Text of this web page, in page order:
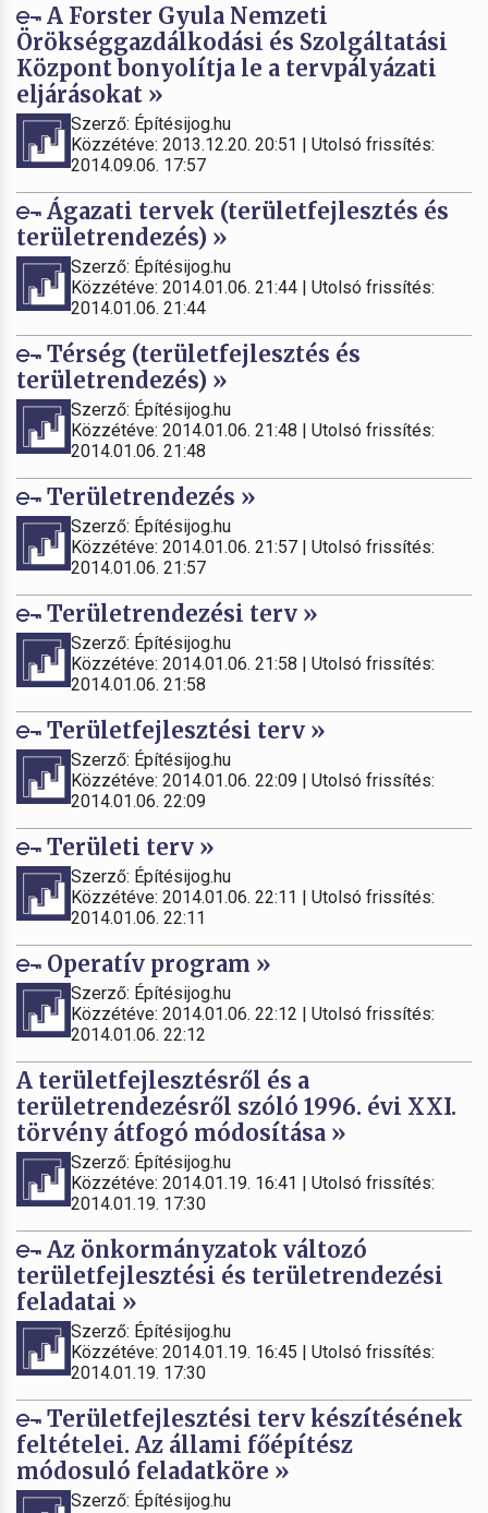
A Forster Gyula Nemzeti
Örökséggazdálkodási és Szolgáltatási
Központ bonyolítja le a tervpályázati
eljárásokat »
Szerző: Építésijog.hu
Közzétéve: 2013.12.20. 20:51 | Utolsó frissítés:
2014.09.06. 17:57
Ágazati tervek (területfejlesztés és
területrendezés) »
Szerző: Építésijog.hu
Közzétéve: 2014.01.06. 21:44 | Utolsó frissítés:
2014.01.06. 21:44
Térség (területfejlesztés és
területrendezés) »
Szerző: Építésijog.hu
Közzétéve: 2014.01.06. 21:48 | Utolsó frissítés:
2014.01.06. 21:48
Területrendezés »
Szerző: Építésijog.hu
Közzétéve: 2014.01.06. 21:57 | Utolsó frissítés:
2014.01.06. 21:57
Területrendezési terv »
Szerző: Építésijog.hu
Közzétéve: 2014.01.06. 21:58 | Utolsó frissítés:
2014.01.06. 21:58
Területfejlesztési terv »
Szerző: Építésijog.hu
Közzétéve: 2014.01.06. 22:09 | Utolsó frissítés:
2014.01.06. 22:09
Területi terv »
Szerző: Építésijog.hu
Közzétéve: 2014.01.06. 22:11 | Utolsó frissítés:
2014.01.06. 22:11
Operatív program »
Szerző: Építésijog.hu
Közzétéve: 2014.01.06. 22:12 | Utolsó frissítés:
2014.01.06. 22:12
A területfejlesztésről és a
területrendezésről szóló 1996. évi XXI.
törvény átfogó módosítása »
Szerző: Építésijog.hu
Közzétéve: 2014.01.19. 16:41 | Utolsó frissítés:
2014.01.19. 17:30
Az önkormányzatok változó
területfejlesztési és területrendezési
feladatai »
Szerző: Építésijog.hu
Közzétéve: 2014.01.19. 16:45 | Utolsó frissítés:
2014.01.19. 17:30
Területfejlesztési terv készítésének
feltételei. Az állami főépítész
módosuló feladatköre »
Szerző: Építésijog.hu